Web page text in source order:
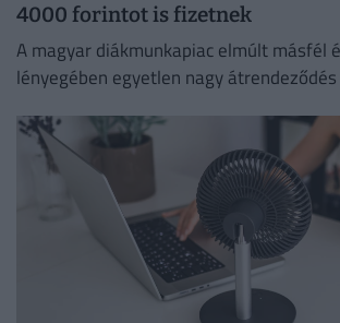
4000 forintot is fizetnek
A magyar diákmunkapiac elmúlt másfél
lényegében egyetlen nagy